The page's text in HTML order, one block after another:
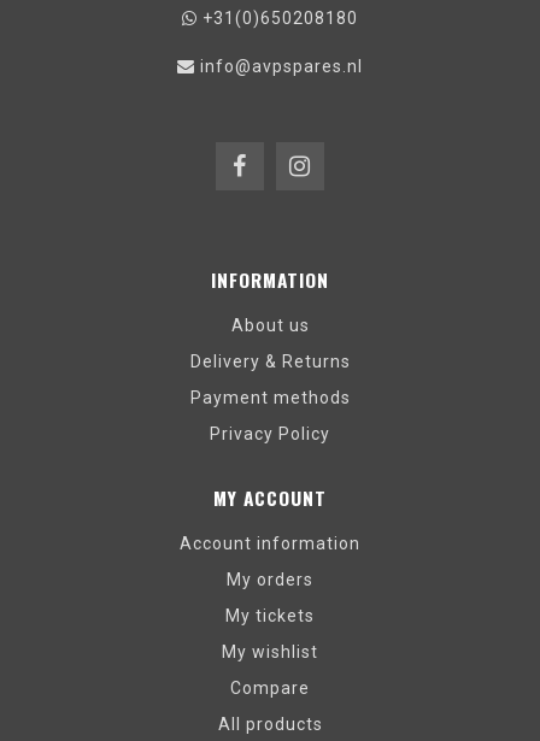
+31(0)650208180
info@avpspares.nl
INFORMATION
About us
Delivery & Returns
Payment methods
Privacy Policy
MY ACCOUNT
Account information
My orders
My tickets
My wishlist
Compare
All products